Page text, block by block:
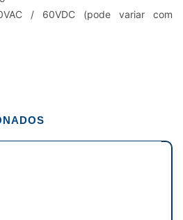
/ 60VDC (pode variar com